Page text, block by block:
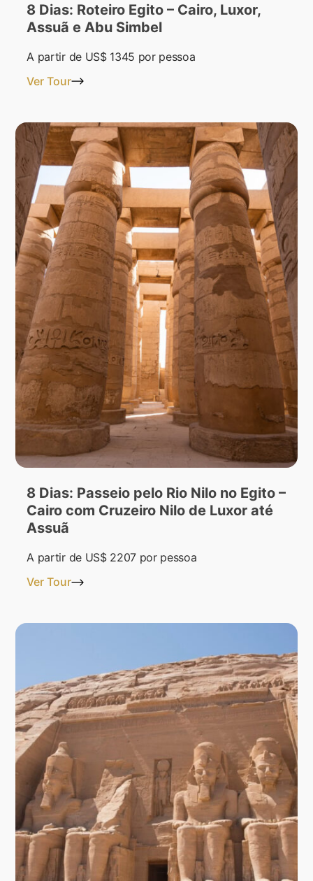
8 Dias: Roteiro Egito – Cairo, Luxor,
Assuã e Abu Simbel
A partir de US$ 1345 por pessoa
Ver Tour
8 Dias: Passeio pelo Rio Nilo no Egito –
Cairo com Cruzeiro Nilo de Luxor até
Assuã
A partir de US$ 2207 por pessoa
Ver Tour